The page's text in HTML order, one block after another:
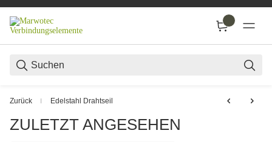
Zurück Edelstahl Drahtseil
ZULETZT ANGESEHEN